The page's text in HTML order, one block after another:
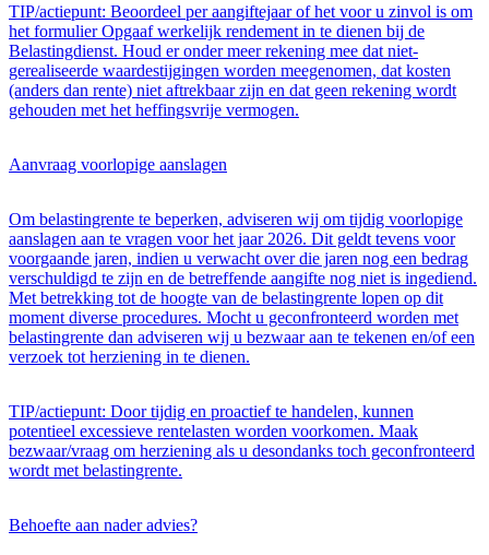
TIP/actiepunt: Beoordeel per aangiftejaar of het voor u zinvol is om
het formulier Opgaaf werkelijk rendement in te dienen bij de
Belastingdienst. Houd er onder meer rekening mee dat niet-
gerealiseerde waardestijgingen worden meegenomen, dat kosten
(anders dan rente) niet aftrekbaar zijn en dat geen rekening wordt
gehouden met het heffingsvrije vermogen.
Aanvraag voorlopige aanslagen
Om belastingrente te beperken, adviseren wij om tijdig voorlopige
aanslagen aan te vragen voor het jaar 2026. Dit geldt tevens voor
voorgaande jaren, indien u verwacht over die jaren nog een bedrag
verschuldigd te zijn en de betreffende aangifte nog niet is ingediend.
Met betrekking tot de hoogte van de belastingrente lopen op dit
moment diverse procedures. Mocht u geconfronteerd worden met
belastingrente dan adviseren wij u bezwaar aan te tekenen en/of een
verzoek tot herziening in te dienen.
TIP/actiepunt: Door tijdig en proactief te handelen, kunnen
potentieel excessieve rentelasten worden voorkomen. Maak
bezwaar/vraag om herziening als u desondanks toch geconfronteerd
wordt met belastingrente.
Behoefte aan nader advies?